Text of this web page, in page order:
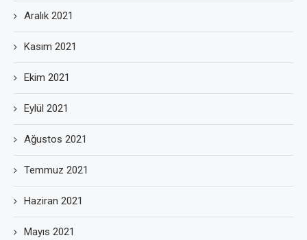
Aralık 2021
Kasım 2021
Ekim 2021
Eylül 2021
Ağustos 2021
Temmuz 2021
Haziran 2021
Mayıs 2021